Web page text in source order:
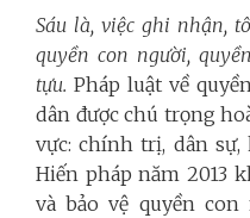
Sáu là, việc ghi nhận,
quyền con người,
tựu. Pháp luật về
dân được chú trọng
vực: chính trị, dân sự,
Hiến pháp năm 2013
và bảo vệ quyền